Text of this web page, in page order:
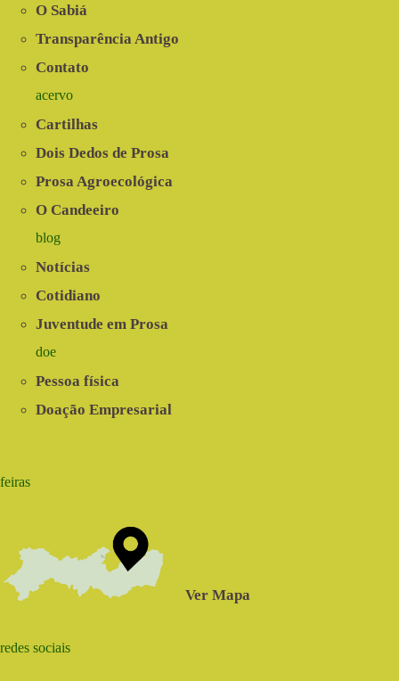
O Sabiá
Transparência Antigo
Contato
acervo
Cartilhas
Dois Dedos de Prosa
Prosa Agroecológica
O Candeeiro
blog
Notícias
Cotidiano
Juventude em Prosa
doe
Pessoa física
Doação Empresarial
feiras
Ver Mapa
redes sociais